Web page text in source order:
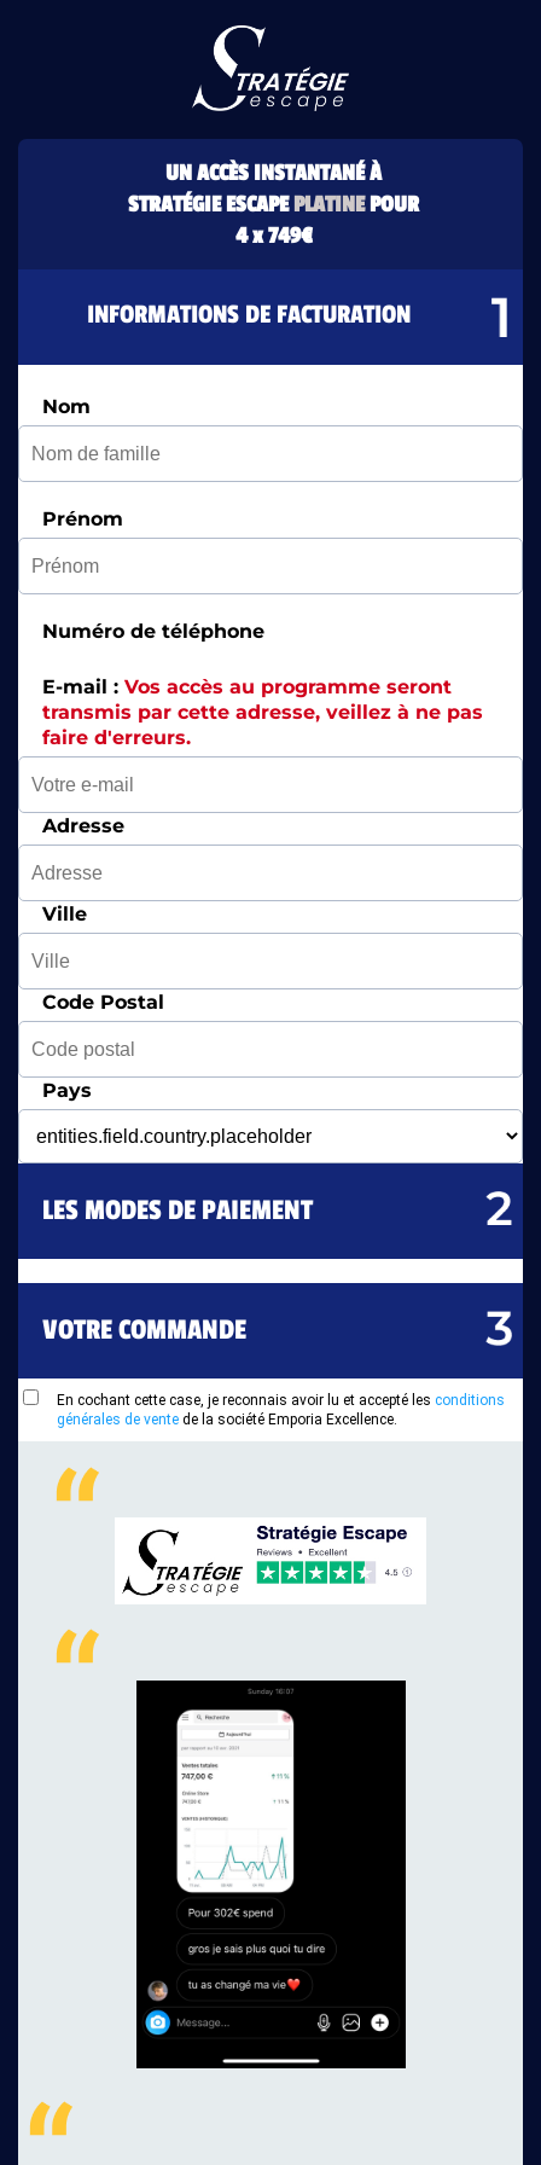
UN ACCÈS INSTANTANÉ À
STRATÉGIE ESCAPEPLATINEPOUR
4 x 749€
INFORMATIONS DE FACTURATION
Nom
Prénom
Numéro de téléphone
E-mail : Vos accès au programme seront
transmis par cette adresse, veillez à ne pas
faire d'erreurs.
Adresse
Ville
Code Postal
Pays
LES MODES DE PAIEMENT
VOTRE COMMANDE
En cochant cette case, je reconnais avoir lu et accepté les conditions
générales de vente de la société Emporia Excellence.